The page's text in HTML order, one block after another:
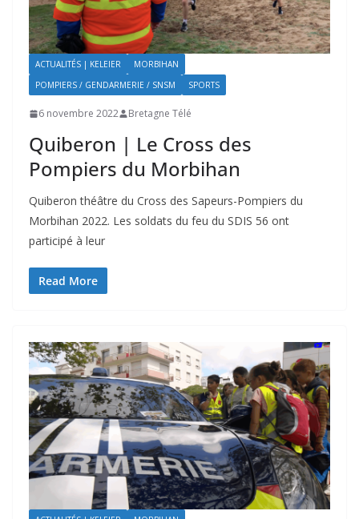
ACTUALITÉS | KELEIER
MORBIHAN
POMPIERS / GENDARMERIE / SNSM
SPORTS
6 novembre 2022 Bretagne Télé
Quiberon | Le Cross des
Pompiers du Morbihan
Quiberon théâtre du Cross des Sapeurs-Pompiers du
Morbihan 2022. Les soldats du feu du SDIS 56 ont
participé à leur
Read More